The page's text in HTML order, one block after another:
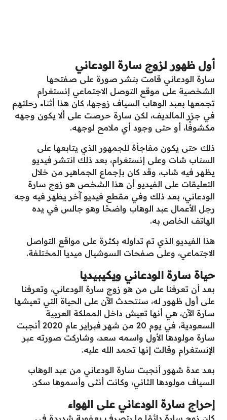
أول ظهور لزوج سارة الودعاني
سارة الودعاني قامت بنشر صورة على صفتحها
الشخصية على موقع التوصل الاجتماعي إنستغرام
تجمعها بعبد الوهاب السياف زوجها، كان هذا أثناء رحلتهم
في جزر المالديف، لكن سارة حرصت على ألا يكون وجهه
مكشوفًا، أو حتى وجود أي ملامح لوجهه.
ذلك حتى يكون مفاجأة للجمهور الذي يتابعها على
السناب شات وعلى إنستغرام، بعد ذلك انتشر فيديو
يظهر فيه شاب، وقد كان بإجماع الجماهير من خلال
التعليقات على الفيديو أن هذا الشخص هو زوج سارة
الودعاني، بعد ذلك وفي مقطع فيديو آخر يظهر فيه وجه
رجل الأعمال عبد الوهاب واضحًا وهو جالس في يده
الهاتف الخاص به.
هذا الفيديو الذي تم تداوله بكثرة على مواقع التواصل
الاجتماعي، وعلى صفحات السوشيال ميديا المختلفة.
حياة سارة الودعاني ويكيبيديا
بعد أن تعرفنا على من هو زوج سارة الودعاني، وتعرفنا
على أول ظهور له، سنتحدث الآن على الحياة التي تعيشها
سارة الآن، هي أنها تعيش داخل المملكة العربية
السعودية، في يوم 20 من شهر فبراير عام 2020 أنجبت
سارة مولودها الأول واسمه سعد، وشاركت صورته عبر
الإنستغرام وقالت إنها تحمد الله عليه.
بعد عدة شهور أنجبت سارة الودعاني من عبد الوهاب
السياف مولودها الثاني، وكانت أنثى وأسموها سكر.
إحراج سارة الودعاني على الهواء